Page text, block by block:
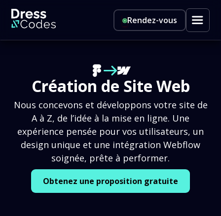
Rendez-vous
Création de Site Web
Nous concevons et développons votre site de
A à Z, de l’idée à la mise en ligne. Une
expérience pensée pour vos utilisateurs, un
design unique et une intégration Webflow
soignée, prête à performer.
Obtenez une proposition gratuite